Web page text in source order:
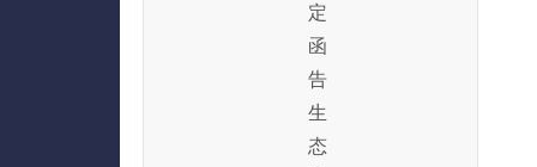
定
函
告
生
态